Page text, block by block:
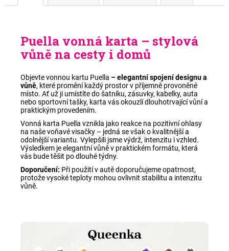
Puella vonná karta – stylová
vůně na cesty i domů
Objevte vonnou kartu Puella – elegantní spojení designu a
vůně, které promění každý prostor v příjemně provoněné
místo. Ať už ji umístíte do šatníku, zásuvky, kabelky, auta
nebo sportovní tašky, karta vás okouzlí dlouhotrvající vůní a
praktickým provedením.
Vonná karta Puella vznikla jako reakce na pozitivní ohlasy
na naše voňavé visačky – jedná se však o kvalitnější a
odolnější variantu. Vylepšili jsme výdrž, intenzitu i vzhled.
Výsledkem je elegantní vůně v praktickém formátu, která
vás bude těšit po dlouhé týdny.
Doporučení: Při použití v autě doporučujeme opatrnost,
protože vysoké teploty mohou ovlivnit stabilitu a intenzitu
vůně.